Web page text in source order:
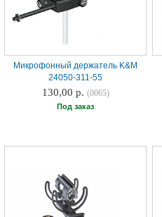
Микрофонный держатель K&M
24050-311-55
130,00 р. (0065)
Под заказ